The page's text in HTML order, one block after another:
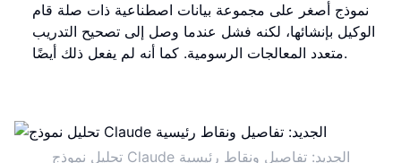
نموذج أصغر على مجموعة بيانات اصطناعية ذات صلة قام
الوكيل بإنشائها، لكنه فشل عندما وصل إلى تصحيح التدريب
متعدد المعالجات الرسومية. كما أنه لم يفعل ذلك أيضًا.
تحليل نموذج Claude الجديد: تفاصيل ونقاط رئيسية